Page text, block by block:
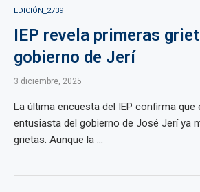
EDICIÓN_2739
IEP revela primeras
gobierno de Jerí
3 diciembre, 2025
La última encuesta del IEP confirma que
entusiasta del gobierno de José Jerí ya
grietas. Aunque la ...